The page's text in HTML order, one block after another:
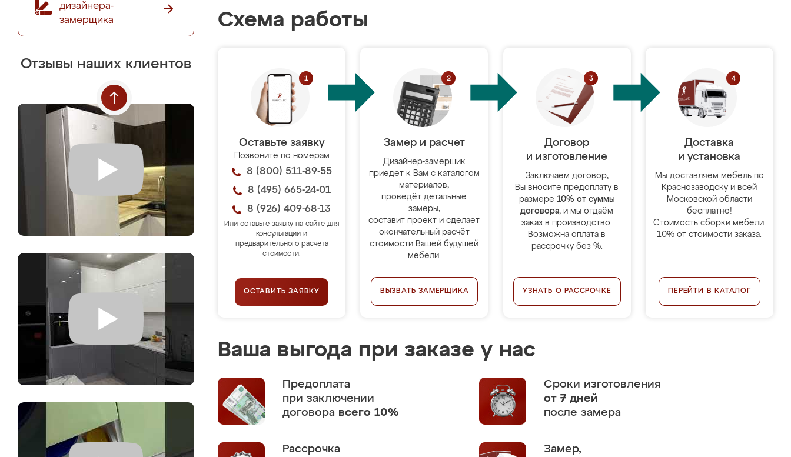
дизайнера-
замерщика
Отзывы наших клиентов
Схема работы
Оставьте заявку
Позвоните по номерам
8 (800) 511-89-55
8 (495) 665-24-01
8 (926) 409-68-13
Или оставьте заявку на сайте для
консультации и
предварительного расчёта
стоимости.
ОСТАВИТЬ ЗАЯВКУ
Замер и расчет
Дизайнер-замерщик
приедет к Вам с каталогом
материалов,
проведёт детальные
замеры,
составит проект и сделает
окончательный расчёт
стоимости Вашей будущей
мебели.
ВЫЗВАТЬ ЗАМЕРЩИКА
Договор
и изготовление
Заключаем договор,
Вы вносите предоплату в
размере 10% от суммы
договора, и мы отдаём
заказ в производство.
Возможна оплата в
рассрочку без %.
УЗНАТЬ О РАССРОЧКЕ
Доставка
и установка
Мы доставляем мебель по
Краснозаводску и всей
Московской области
бесплатно!
Стоимость сборки мебели:
10% от стоимости заказа.
ПЕРЕЙТИ В КАТАЛОГ
Ваша выгода при заказе у нас
Предоплата
при заключении
договора всего 10%
Сроки изготовления
от 7 дней
после замера
Рассрочка
Замер,